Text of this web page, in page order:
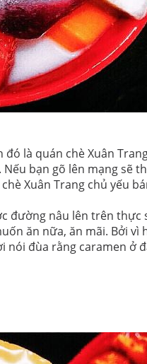
là quán chè Xuân
bạn gõ lên mạng sẽ
Xuân Trang chủ yếu
đường nâu lên trên thực
ăn nữa, ăn mãi. Bởi vì
nói đùa rằng caramen ở